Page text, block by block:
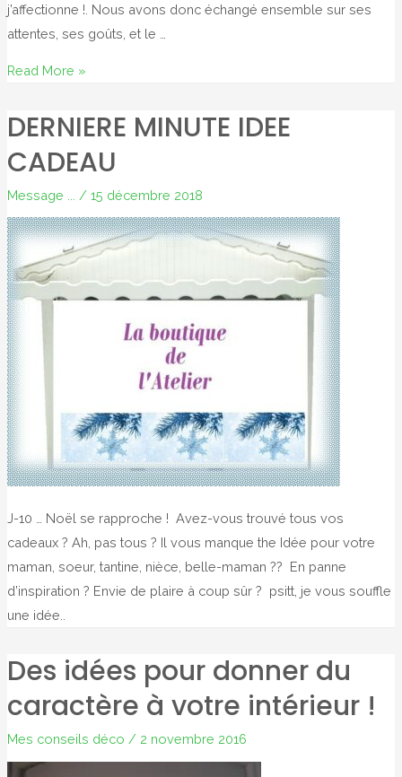
j’affectionne !. Nous avons donc échangé ensemble sur ses
attentes, ses goûts, et le …
Tables
revisitées
Read More »
DERNIERE MINUTE IDEE
CADEAU
Message ... / 15 décembre 2018
J-10 … Noël se rapproche ! Avez-vous trouvé tous vos
cadeaux ? Ah, pas tous ? Il vous manque the Idée pour votre
maman, soeur, tantine, nièce, belle-maman ?? En panne
d’inspiration ? Envie de plaire à coup sûr ? psitt, je vous souffle
une idée..
Des idées pour donner du
caractère à votre intérieur !
Mes conseils déco / 2 novembre 2016